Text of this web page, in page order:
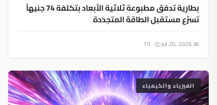
بطارية تدفق مطبوعة ثلاثية الأبعاد بتكلفة 74 جنيهاً
تسرّع مستقبل الطاقة المتجددة
📅 Jul 20, 2026
الفيزياء والكيمياء